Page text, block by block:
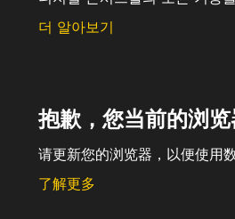
더 알아보기
抱歉，您当前的浏
请更新您的浏览器，以便使用
了解更多